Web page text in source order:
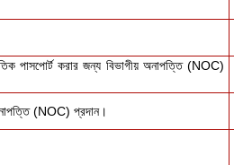
পাসপোর্ট করার জন্য বিভাগীয় অনাপত্তি (NOC)
(NOC) প্রদান।